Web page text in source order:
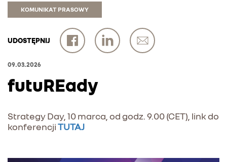
KOMUNIKAT PRASOWY
UDOSTĘPNIJ
09.03.2026
futuREady
Strategy Day, 10 marca, od godz. 9.00 (CET), link do
konferencjiTUTAJ